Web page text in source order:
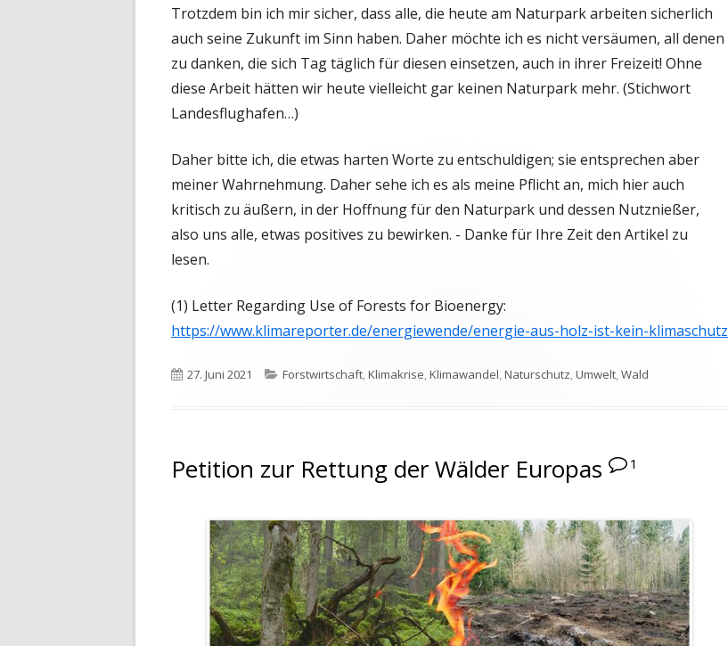
Trotzdem bin ich mir sicher, dass alle, die heute am Naturpark arbeiten sicherlich
auch seine Zukunft im Sinn haben. Daher möchte ich es nicht versäumen, all denen
zu danken, die sich Tag täglich für diesen einsetzen, auch in ihrer Freizeit! Ohne
diese Arbeit hätten wir heute vielleicht gar keinen Naturpark mehr. (Stichwort
Landesflughafen…)
Daher bitte ich, die etwas harten Worte zu entschuldigen; sie entsprechen aber
meiner Wahrnehmung. Daher sehe ich es als meine Pflicht an, mich hier auch
kritisch zu äußern, in der Hoffnung für den Naturpark und dessen Nutznießer,
also uns alle, etwas positives zu bewirken. - Danke für Ihre Zeit den Artikel zu
lesen.
(1) Letter Regarding Use of Forests for Bioenergy:
https://www.klimareporter.de/energiewende/energie-aus-holz-ist-kein-klimaschutz
Veröffentlicht
27. Juni 2021 Kategorien
Forstwirtschaft,Klimakrise,Klimawandel,Naturschutz,Umwelt,Wald
Petition zur Rettung der Wälder Europas 1